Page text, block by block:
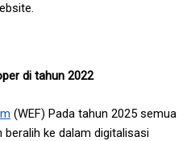
di tahun 2022
(WEF) Pada tahun 2025 semua
ke dalam digitalisasi